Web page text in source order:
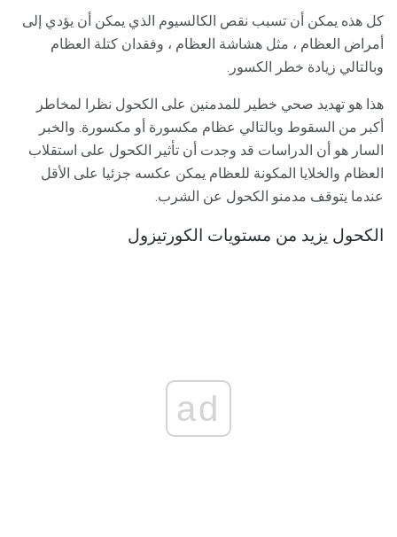
كل هذه يمكن أن تسبب نقص الكالسيوم الذي يمكن أن يؤدي إلى
أمراض العظام ، مثل هشاشة العظام ، وفقدان كتلة العظام
وبالتالي زيادة خطر الكسور.
هذا هو تهديد صحي خطير للمدمنين على الكحول نظرا لمخاطر
أكبر من السقوط وبالتالي عظام مكسورة أو مكسورة. والخبر
السار هو أن الدراسات قد وجدت أن تأثير الكحول على استقلاب
العظام والخلايا المكونة للعظام يمكن عكسه جزئيا على الأقل
عندما يتوقف مدمنو الكحول عن الشرب.
الكحول يزيد من مستويات الكورتيزول
ad